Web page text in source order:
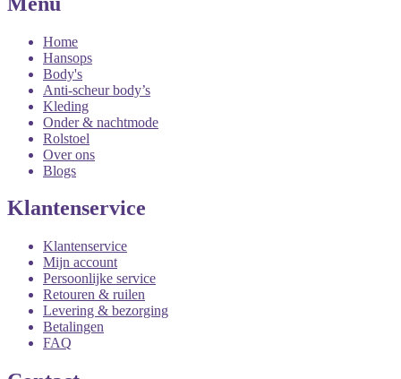
Home
Hansops
Body's
Anti-scheur body’s
Kleding
Onder & nachtmode
Rolstoel
Over ons
Blogs
Klantenservice
Klantenservice
Mijn account
Persoonlijke service
Retouren & ruilen
Levering & bezorging
Betalingen
FAQ